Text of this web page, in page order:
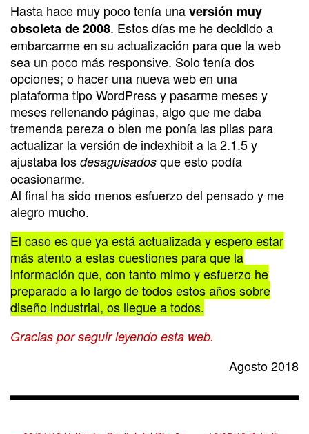
Hasta hace muy poco tenía unaversión muy
obsoleta de 2008. Estos días me he decidido a
embarcarme en su actualización para que la web
sea un poco más responsive. Solo tenía dos
opciones; o hacer una nueva web en una
plataforma tipo WordPress y pasarme meses y
meses rellenando páginas, algo que me daba
tremenda pereza o bien me ponía las pilas para
actualizar la versión de indexhibit a la 2.1.5 y
ajustaba los desaguisados que esto podía
ocasionarme.
Al final ha sido menos esfuerzo del pensado y me
alegro mucho.
El caso es que ya está actualizada y espero estar
más atento a estas cuestiones para que la
información que, con tanto mimo y esfuerzo he
preparado a lo largo de todos estos años sobre
diseño industrial, os llegue a todos.
Gracias por seguir leyendo esta web.
Agosto 2018